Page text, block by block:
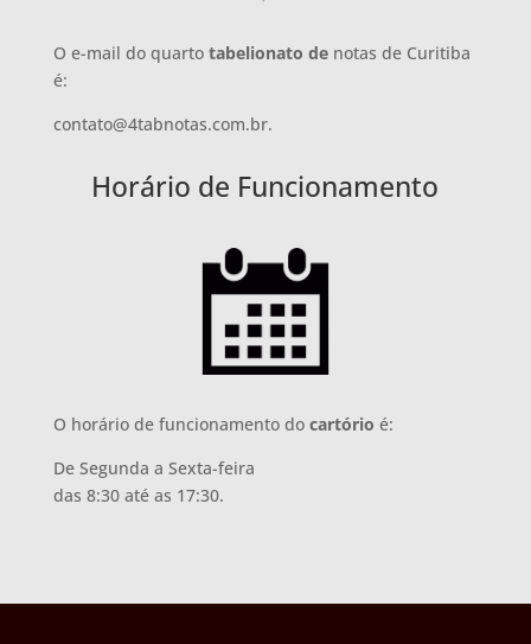
O e-mail do quarto tabelionato de notas de Curitiba
é:
contato@4tabnotas.com.br.
Horário de Funcionamento
O horário de funcionamento do cartório é:
De Segunda a Sexta-feira
das 8:30 até as 17:30.